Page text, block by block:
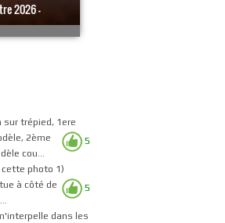
2026 -
5
sur trépied, 1ere
2ème
cou...
5
photo 1)
à côté de
dans les